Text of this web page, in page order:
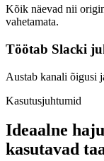
Kõik näevad nii
vahetamata.
Töötab Slacki
Austab kanali õigusi
Kasutusjuhtumid
Ideaalne
kasutavad